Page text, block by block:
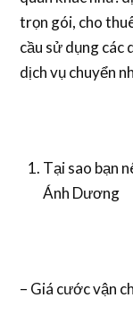
trọn gói, cho
cầu sử dụng các
dịch vụ chuyển
Tại sao bạn
Ánh Dương
– Giá cước vận